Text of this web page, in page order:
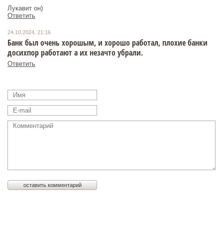
Лукавит он)
Ответить
24.10.2024, 21:16
Банк был очень хорошым, и хорошо работал, плохие банки
досихпор работают а их незачто убрали.
Ответить